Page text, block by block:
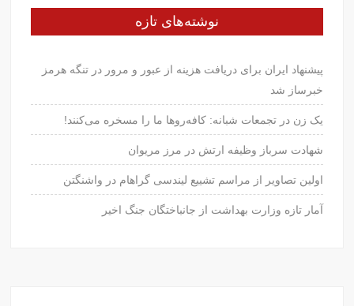
نوشته‌های تازه
پیشنهاد ایران برای دریافت هزینه از عبور و مرور در تنگه هرمز
خبرساز شد
یک زن در تجمعات شبانه: کافه‌روها ما را مسخره می‌کنند!
شهادت سرباز وظیفه ارتش در مرز مریوان
اولین تصاویر از مراسم تشییع لیندسی گراهام در واشنگتن
آمار تازه وزارت بهداشت از جانباختگان جنگ اخیر